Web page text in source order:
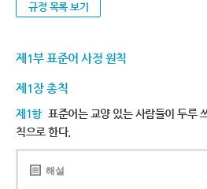
규정 목록 보기
제1부 표준어 사정 원칙
제1장 총칙
제1항 표준어는 교양 있는 사람들이 두루
칙으로 한다.
해설